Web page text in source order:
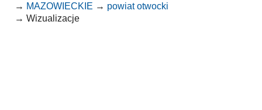
→ MAZOWIECKIE → powiat otwocki
→Wizualizacje